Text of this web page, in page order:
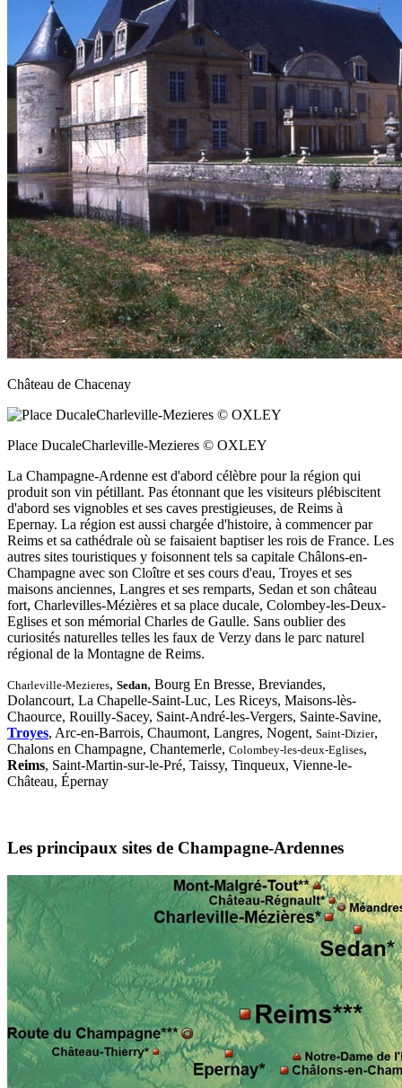
Château de Chacenay
Place DucaleCharleville-Mezieres © OXLEY
La Champagne-Ardenne est d'abord célèbre pour la région qui
produit son vin pétillant. Pas étonnant que les visiteurs plébiscitent
d'abord ses vignobles et ses caves prestigieuses, de Reims à
Epernay. La région est aussi chargée d'histoire, à commencer par
Reims et sa cathédrale où se faisaient baptiser les rois de France. Les
autres sites touristiques y foisonnent tels sa capitale Châlons-en-
Champagne avec son Cloître et ses cours d'eau, Troyes et ses
maisons anciennes, Langres et ses remparts, Sedan et son château
fort, Charlevilles-Mézières et sa place ducale, Colombey-les-Deux-
Eglises et son mémorial Charles de Gaulle. Sans oublier des
curiosités naturelles telles les faux de Verzy dans le parc naturel
régional de la Montagne de Reims.
Charleville-Mezieres, Sedan, Bourg En Bresse, Breviandes,
Dolancourt, La Chapelle-Saint-Luc, Les Riceys, Maisons-lès-
Chaource, Rouilly-Sacey, Saint-André-les-Vergers, Sainte-Savine,
Troyes, Arc-en-Barrois, Chaumont, Langres, Nogent, Saint-Dizier,
Chalons en Champagne, Chantemerle, Colombey-les-deux-Eglises,
Reims, Saint-Martin-sur-le-Pré, Taissy, Tinqueux, Vienne-le-
Château, Épernay
Les principaux sites de Champagne-Ardennes